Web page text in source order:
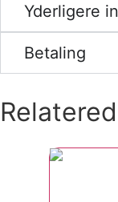
Yderligere
Betaling